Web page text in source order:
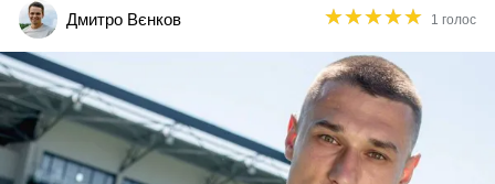
Букмекери
Дмитро Вєнков ★★★★★
★★★★★ 1 голос